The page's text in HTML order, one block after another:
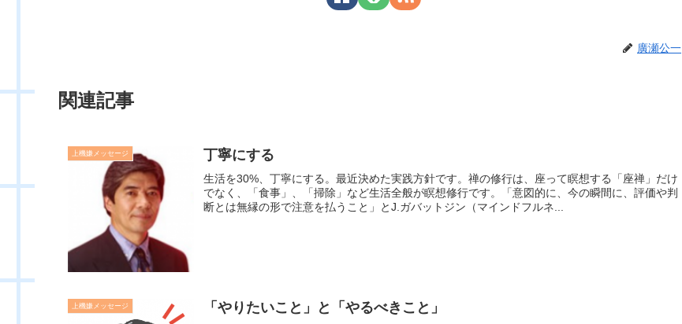
廣瀬公一
関連記事
上機嫌メッセージ 丁寧にする
生活を30%、丁寧にする。最近決めた実践方針です。禅の修行は、座って瞑想する「座禅」だけ
でなく、「食事」、「掃除」など生活全般が瞑想修行です。「意図的に、今の瞬間に、評価や判
断とは無縁の形で注意を払うこと」とJ.ガバットジン（マインドフルネ...
上機嫌メッセージ 「やりたいこと」と「やるべきこと」